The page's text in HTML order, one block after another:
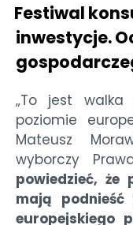
Festiwal
inwestycje.
„To jest
poziomie
Mateusz
wyborczy
powiedzieć, że
mają
europejskiego